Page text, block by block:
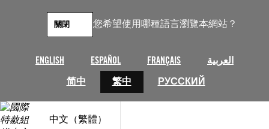
您希望使用哪種語言瀏覽本網站？
ENGLISH ESPAÑOL FRANÇAIS
العربية
简中
繁中 РУССКИЙ
關閉
中文（繁體）